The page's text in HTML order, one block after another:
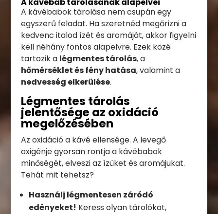
A kávébabok tárolása nem csupán egy
egyszerű feladat. Ha szeretnéd megőrizni a
kedvenc italod ízét és aromáját, akkor figyelni
kell néhány fontos alapelvre. Ezek közé
tartozik a légmentes tárolás, a
hőmérséklet és fény hatása, valamint a
nedvesség elkerülése.
Légmentes tárolás
jelentősége az oxidáció
megelőzésében
Az oxidáció a kávé ellensége. A levegő
oxigénje gyorsan rontja a kávébabok
minőségét, elveszi az ízüket és aromájukat.
Tehát mit tehetsz?
Használj légmentesen záródó
edényeket! Keress olyan tárolókat,